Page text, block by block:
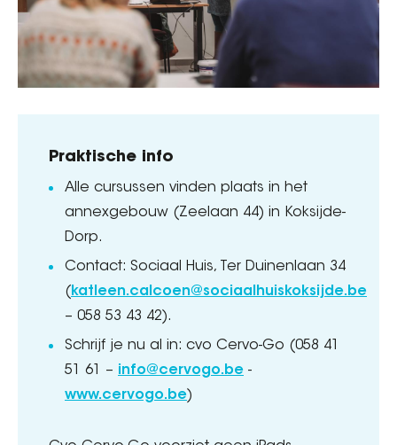
Praktische info
Alle cursussen vinden plaats in het
annexgebouw (Zeelaan 44) in Koksijde-
Dorp.
Contact: Sociaal Huis, Ter Duinenlaan 34
( katleen.calcoen@sociaalhuiskoksijde.be
– 058 53 43 42).
Schrijf je nu al in: cvo Cervo-Go (058 41
51 61 – info@cervogo.be ­
www.cervogo.be)